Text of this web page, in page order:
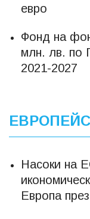
евро
Фонд на
млн. лв. по
2021-2027
Насоки на
Европа